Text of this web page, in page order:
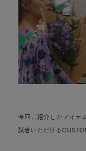
今回ご紹介したアイ
試着いただける